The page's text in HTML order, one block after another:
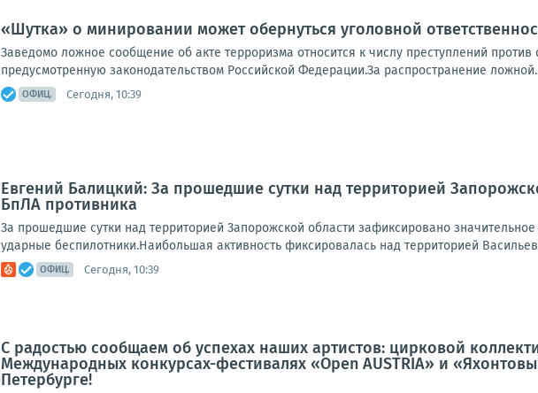
«Шутка» о минировании может обернуться уголовной
Заведомо ложное сообщение об акте терроризма относится к числу преступлений против
предусмотренную законодательством Российской Федерации.За распространение
ОФИЦ. Сегодня, 10:39
Евгений Балицкий: За прошедшие сутки над территорией
БпЛА противника
За прошедшие сутки над территорией Запорожской области зафиксировано
ударные беспилотники.Наибольшая активность фиксировалась над территорией
ОФИЦ. Сегодня, 10:39
С радостью сообщаем об успехах наших артистов: цирковой
Международных конкурсах-фестивалях «Open AUSTRIA» и
Петербурге!